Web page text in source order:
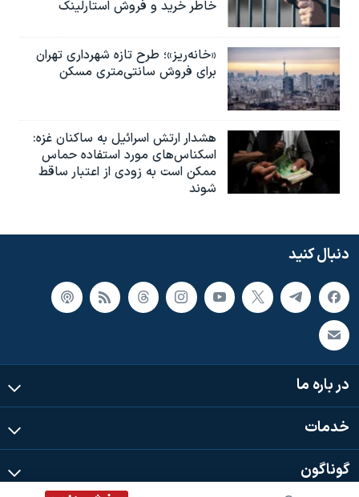
خاطر خرید و فروش استارلینک
«خانه‌ریز»؛ طرح تازه شهرداری تهران
برای فروش سانتی‌متری مسکن
هشدار ارتش اسرائیل به ساکنان غزه:
اسکناس‌های مورد استفاده حماس
ممکن است به‌ زودی از اعتبار ساقط
شوند
دنبال کنید
در باره ما
خدمات
گوناگون